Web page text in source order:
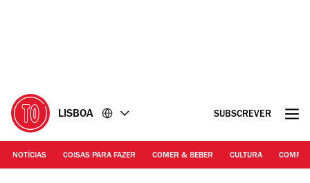
LISBOA SUBSCREVER
NOTÍCIAS COISAS PARA FAZER COMER & BEBER CULTURA
DR | Casa Fernando Pessoa